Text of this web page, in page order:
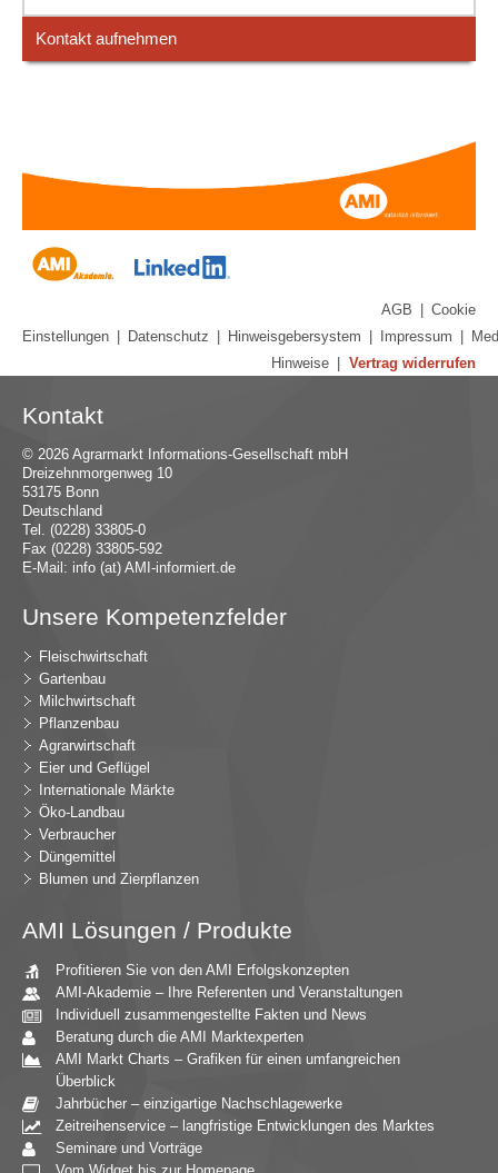
Kontakt aufnehmen
AGB
Cookie
Einstellungen
Datenschutz Hinweisgebersystem Impressum
Hinweise
Vertrag widerrufen
Kontakt
© 2026 Agrarmarkt Informations-Gesellschaft mbH
Dreizehnmorgenweg 10
53175 Bonn
Deutschland
Tel. (0228) 33805-0
Fax (0228) 33805-592
E-Mail: info (at) AMI-informiert.de
Unsere Kompetenzfelder
Fleischwirtschaft
Gartenbau
Milchwirtschaft
Pflanzenbau
Agrarwirtschaft
Eier und Geflügel
Internationale Märkte
Öko-Landbau
Verbraucher
Düngemittel
Blumen und Zierpflanzen
AMI Lösungen / Produkte
Profitieren Sie von den AMI Erfolgskonzepten
AMI-Akademie – Ihre Referenten und Veranstaltungen
Individuell zusammengestellte Fakten und News
Beratung durch die AMI Marktexperten
AMI Markt Charts – Grafiken für einen umfangreichen
Überblick
Jahrbücher – einzigartige Nachschlagewerke
Zeitreihenservice – langfristige Entwicklungen des Marktes
Seminare und Vorträge